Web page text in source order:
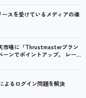
スを受けているメディアの連
市場に「Thrustmasterブラン
ーンでポイントアップ。 レーシ
を中心に、幅広くラインナッ
よるログイン問題を解決